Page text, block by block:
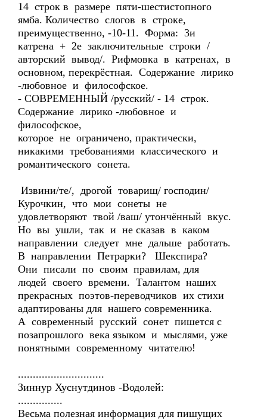
14 строк в размере пяти-шестистопного
ямба. Количество слогов в строке,
преимущественно, -10-11. Форма: 3и
катрена + 2е заключительные строки /
авторский вывод/. Рифмовка в катренах, в
основном, перекрёстная. Содержание лирико
-любовное и философское.
- СОВРЕМЕННЫЙ /русский/ - 14 строк.
Содержание лирико -любовное и
философское,
которое не ограничено, практически,
никакими требованиями классического и
романтического сонета.
Извини/те/, дрогой товарищ/ господин/
Курочкин, что мои сонеты не
удовлетворяют твой /ваш/ утончённый вкус.
Но вы ушли, так и не сказав в каком
направлении следует мне дальше работать.
В направлении Петрарки? Шекспира?
Они писали по своим правилам, для
людей своего времени. Талантом наших
прекрасных поэтов-переводчиков их стихи
адаптированы для нашего современника.
А современный русский сонет пишется с
позапрошлого века языком и мыслями, уже
понятными современному читателю!
.............................
Зиннур Хуснутдинов -Водолей:
...............
Весьма полезная информация для пишущих